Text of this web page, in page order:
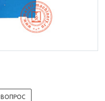
ВОПРОС